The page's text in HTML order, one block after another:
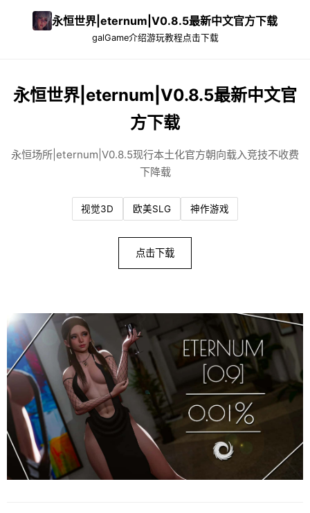
永恒世界|eternum|V0.8.5最新中文官方下载
galGame介绍游玩教程点击下载
永恒世界|eternum|V0.8.5最新中文官
方下载
永恒场所|eternum|V0.8.5现行本土化官方朝向载入竞技不收费
下降载
视觉3D 欧美SLG 神作游戏
点击下载